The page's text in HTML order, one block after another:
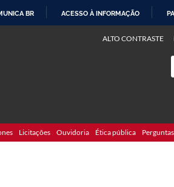
BR ACESSO À INFORMAÇÃO
ALTO CONTRASTE
Licitações Ouvidoria Ética pública